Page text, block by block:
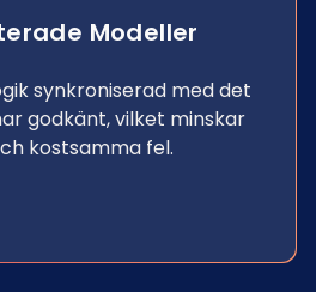
Modeller
synkroniserad med det
godkänt, vilket minskar
kostsamma fel.